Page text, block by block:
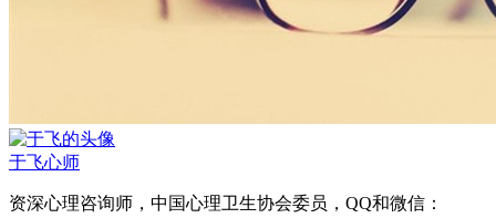
于飞心师
资深心理咨询师，中国心理卫生协会委员，QQ和微信：